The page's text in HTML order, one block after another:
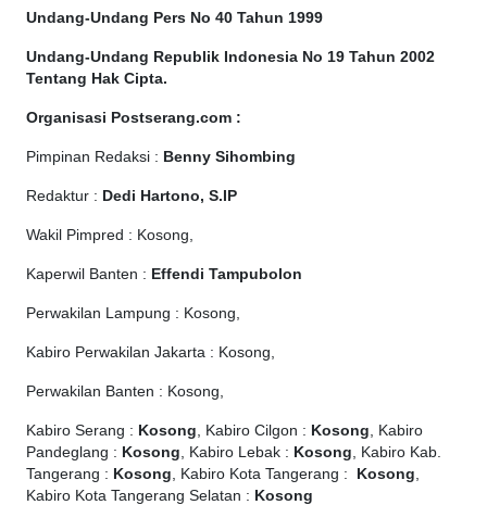
Undang-Undang Pers No 40 Tahun 1999
Undang-Undang Republik Indonesia No 19 Tahun 2002
Tentang Hak Cipta.
Organisasi Postserang.com :
Pimpinan Redaksi : Benny Sihombing
Redaktur : Dedi Hartono, S.IP
Wakil Pimpred : Kosong,
Kaperwil Banten : Effendi Tampubolon
Perwakilan Lampung : Kosong,
Kabiro Perwakilan Jakarta : Kosong,
Perwakilan Banten : Kosong,
Kabiro Serang : Kosong , Kabiro Cilgon : Kosong , Kabiro
Pandeglang : Kosong , Kabiro Lebak : Kosong , Kabiro Kab.
Tangerang : Kosong , Kabiro Kota Tangerang : Kosong
Kabiro Kota Tangerang Selatan : Kosong